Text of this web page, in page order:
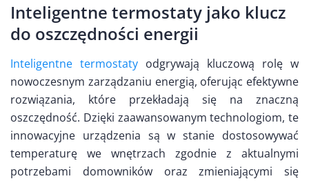
Inteligentne termostaty jako klucz
do oszczędności energii
Inteligentne termostaty odgrywają kluczową rolę w
nowoczesnym zarządzaniu energią, oferując efektywne
rozwiązania, które przekładają się na znaczną
oszczędność. Dzięki zaawansowanym technologiom, te
innowacyjne urządzenia są w stanie dostosowywać
temperaturę we wnętrzach zgodnie z aktualnymi
potrzebami domowników oraz zmieniającymi się